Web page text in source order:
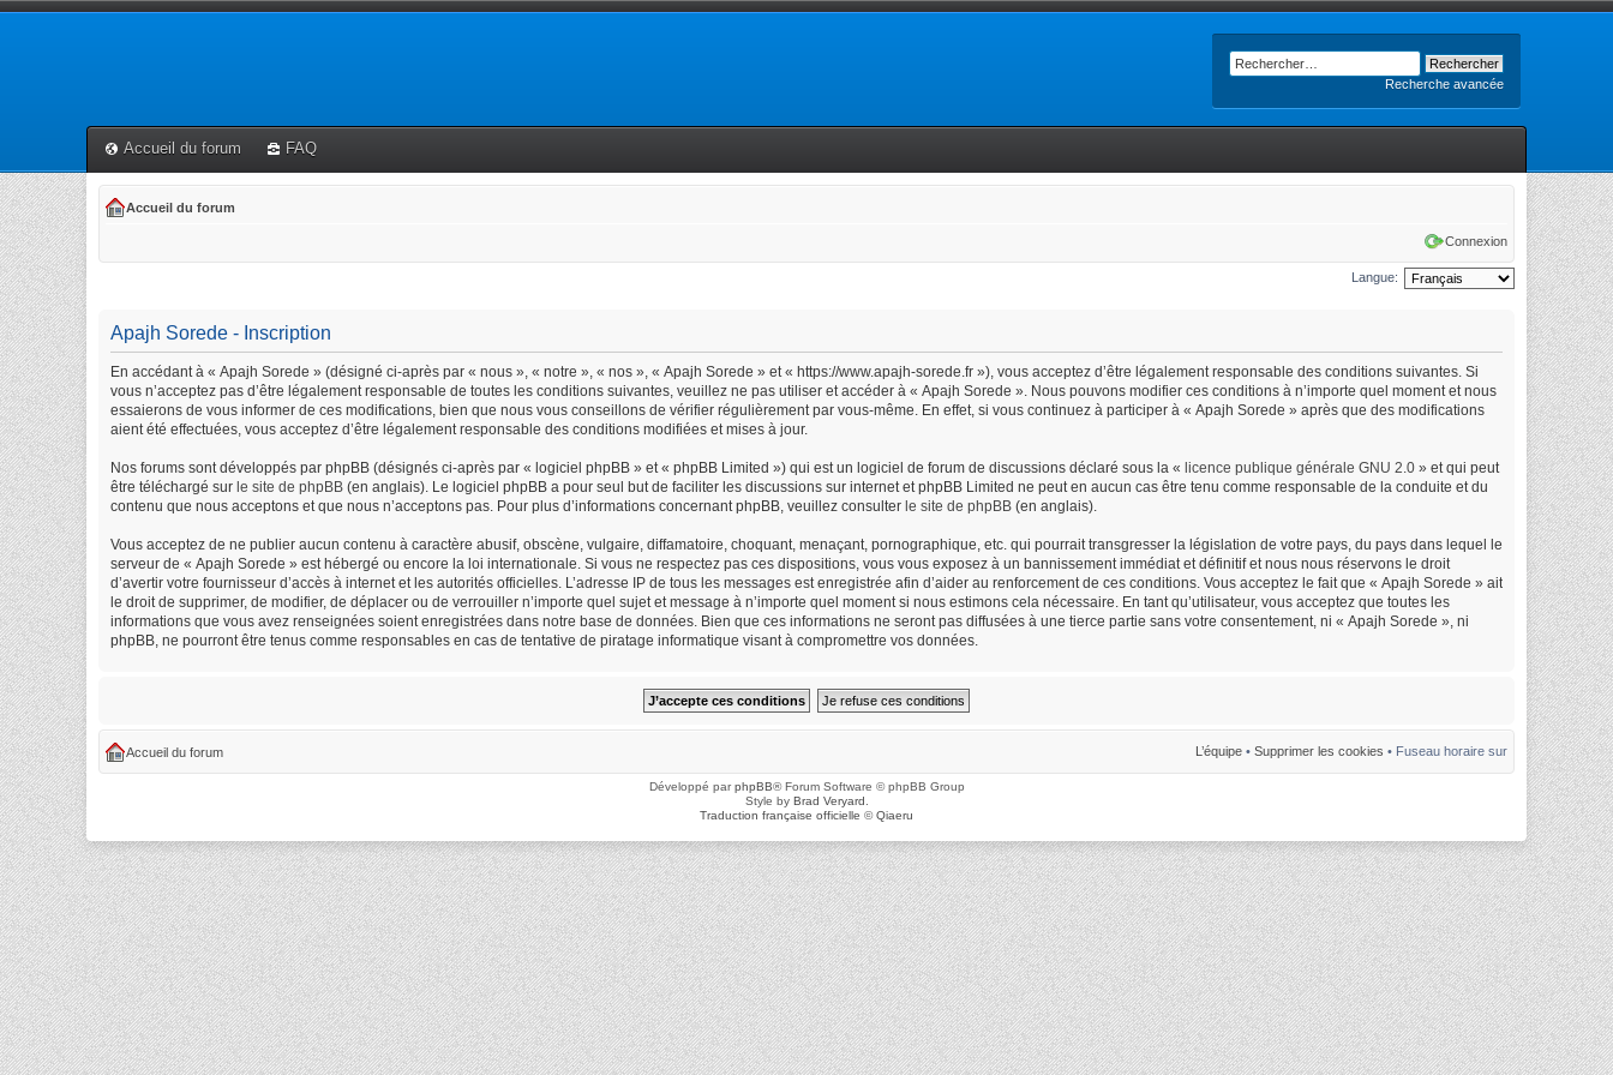
Recherche avancée
Accueil du forum FAQ
Accueil du forum
Connexion
Langue:
Apajh Sorede - Inscription
En accédant à « Apajh Sorede » (désigné ci-après par « nous », « notre », « nos », « Apajh Sorede » et « https://www.apajh-sorede.fr »), vous acceptez d’être légalement responsable des conditions suivantes. Si
vous n’acceptez pas d’être légalement responsable de toutes les conditions suivantes, veuillez ne pas utiliser et accéder à « Apajh Sorede ». Nous pouvons modifier ces conditions à n’importe quel moment et nous
essaierons de vous informer de ces modifications, bien que nous vous conseillons de vérifier régulièrement par vous-même. En effet, si vous continuez à participer à « Apajh Sorede » après que des modifications
aient été effectuées, vous acceptez d’être légalement responsable des conditions modifiées et mises à jour.
Nos forums sont développés par phpBB (désignés ci-après par « logiciel phpBB » et « phpBB Limited ») qui est un logiciel de forum de discussions déclaré sous la « licence publique générale GNU 2.0 » et qui peut
être téléchargé sur le site de phpBB (en anglais). Le logiciel phpBB a pour seul but de faciliter les discussions sur internet et phpBB Limited ne peut en aucun cas être tenu comme responsable de la conduite et du
contenu que nous acceptons et que nous n’acceptons pas. Pour plus d’informations concernant phpBB, veuillez consulter le site de phpBB (en anglais).
Vous acceptez de ne publier aucun contenu à caractère abusif, obscène, vulgaire, diffamatoire, choquant, menaçant, pornographique, etc. qui pourrait transgresser la législation de votre pays, du pays dans lequel le
serveur de « Apajh Sorede » est hébergé ou encore la loi internationale. Si vous ne respectez pas ces dispositions, vous vous exposez à un bannissement immédiat et définitif et nous nous réservons le droit
d’avertir votre fournisseur d’accès à internet et les autorités officielles. L’adresse IP de tous les messages est enregistrée afin d’aider au renforcement de ces conditions. Vous acceptez le fait que « Apajh Sorede » ait
le droit de supprimer, de modifier, de déplacer ou de verrouiller n’importe quel sujet et message à n’importe quel moment si nous estimons cela nécessaire. En tant qu’utilisateur, vous acceptez que toutes les
informations que vous avez renseignées soient enregistrées dans notre base de données. Bien que ces informations ne seront pas diffusées à une tierce partie sans votre consentement, ni « Apajh Sorede », ni
phpBB, ne pourront être tenus comme responsables en cas de tentative de piratage informatique visant à compromettre vos données.
Accueil du forum L’équipe • Supprimer les cookies • Fuseau horaire sur
Développé parphpBB® Forum Software © phpBB Group
Style by Brad Veryard
Traduction française officielle ©Qiaeru